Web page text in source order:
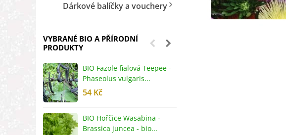
Dárkové balíčky a vouchery
VYBRANÉ BIO A PŘÍRODNÍ
PRODUKTY
BIO Fazole fialová Teepee -
Phaseolus vulgaris...
54 Kč
BIO Hořčice Wasabina -
Brassica juncea - bio...